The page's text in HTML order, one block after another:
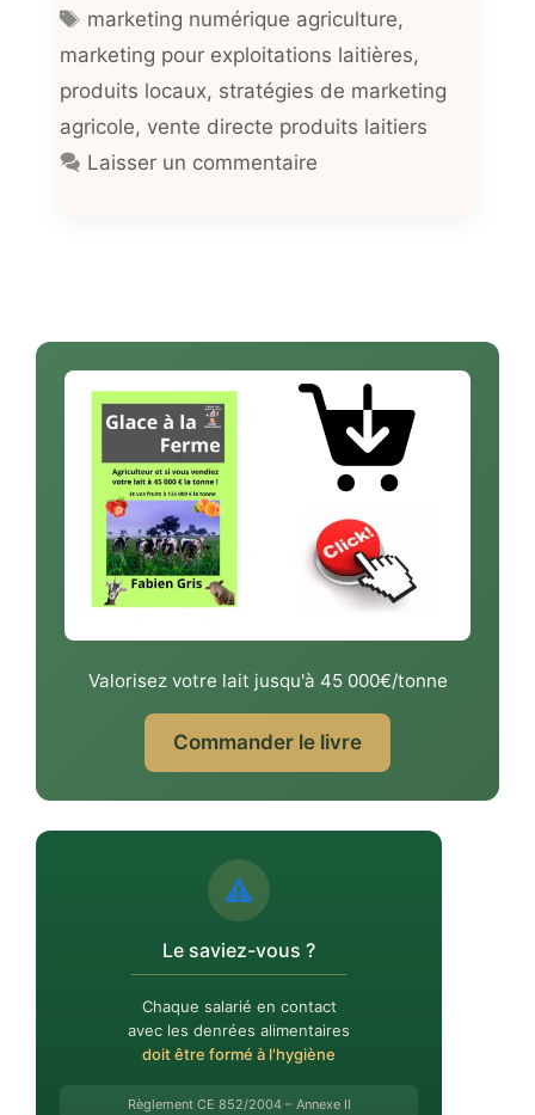
Étiquettes
marketing numérique agriculture,
marketing pour exploitations laitières,
produits locaux, stratégies de marketing
agricole, vente directe produits laitiers
Laisser un commentaire
Valorisez votre lait jusqu'à 45 000€/tonne
Commander le livre
⚠️
Le saviez-vous ?
Chaque salarié en contact
avec les denrées alimentaires
doit être formé à l'hygiène
Règlement CE 852/2004 – Annexe II